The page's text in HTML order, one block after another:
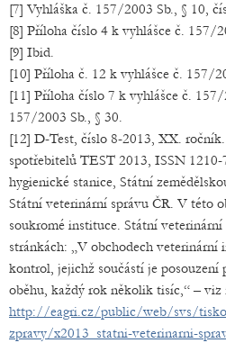
[7] Vyhláška č. 157/2003 Sb., § 10,
[8] Příloha číslo 4 k vyhlášce č. 157/
[9] Ibid.
[10] Příloha č. 12 k vyhlášce č. 157/
[11] Příloha číslo 7 k vyhlášce č. 157/
157/2003 Sb., § 30.
[12] D-Test, číslo 8-2013, XX.
spotřebitelů TEST 2013, ISSN
hygienické stanice, Státní
Státní veterinární správu ČR. V této
soukromé instituce. Státní
stránkách: „V obchodech
kontrol, jejichž součástí je
oběhu, každý rok několik tisíc,“ – viz
http://eagri.cz/public/web/svs/
zpravy/x2013_statni-veterinarni-